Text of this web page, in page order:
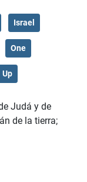
Israel
One
Up
Judá y de
de la tierra;